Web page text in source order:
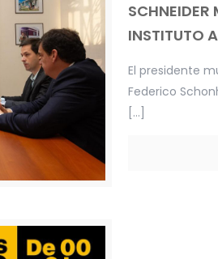
SCHNEIDER
INSTITUTO
El presidente
Federico
[…]